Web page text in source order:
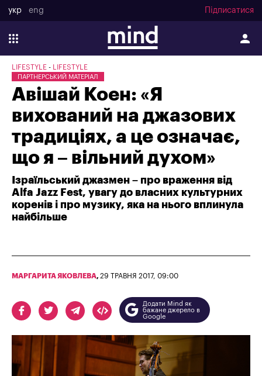
укр eng Підписатися
LIFESTYLE LIFESTYLE
ПАРТНЕРСЬКИЙ МАТЕРІАЛ
Авішай Коен: «Я
вихований на джазових
традиціях, а це означає,
що я – вільний духом»
Ізраїльський джазмен – про враження від
Alfa Jazz Fest, увагу до власних культурних
коренів і про музику, яка на нього вплинула
найбільше
МАРГАРИТА ЯКОВЛЕВА, 29 ТРАВНЯ 2017, 09:00
Додати Mind як
бажане джерело в
Google